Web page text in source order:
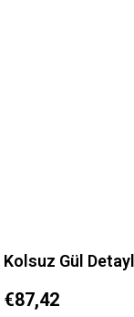
Kolsuz Gül
€87,42